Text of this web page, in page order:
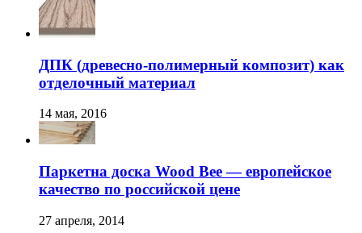
ДПК (древесно-полимерный композит) как
отделочный материал
14 мая, 2016
Паркетна доска Wood Bee — европейское
качество по российской цене
27 апреля, 2014